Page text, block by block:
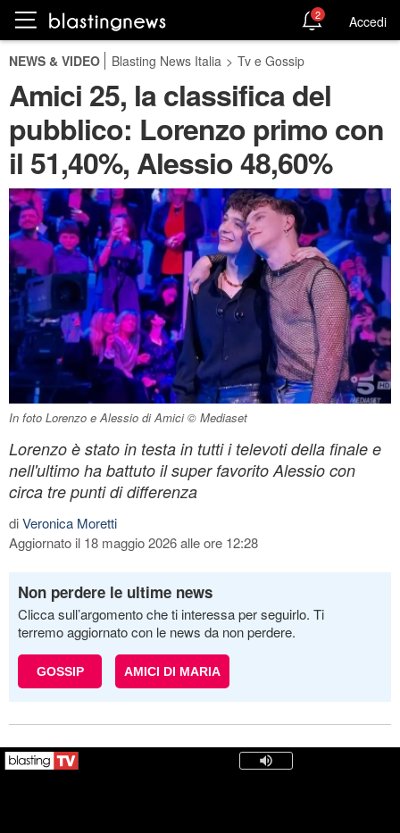
2 Accedi
NEWS & VIDEO Blasting News Italia > Tv e Gossip
Amici 25, la classifica del
pubblico: Lorenzo primo con
il 51,40%, Alessio 48,60%
In foto Lorenzo e Alessio di Amici © Mediaset
Lorenzo è stato in testa in tutti i televoti della finale e
nell'ultimo ha battuto il super favorito Alessio con
circa tre punti di differenza
diVeronica Moretti
Aggiornato il 18 maggio 2026 alle ore 12:28
Non perdere le ultime news
Clicca sull’argomento che ti interessa per seguirlo. Ti
terremo aggiornato con le news da non perdere.
GOSSIP AMICI DI MARIA